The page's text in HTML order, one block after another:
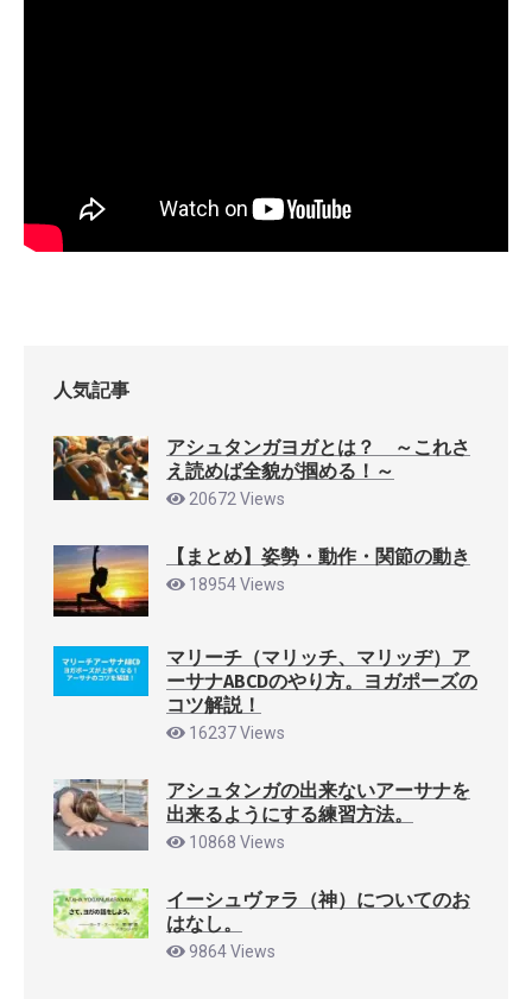
人気記事
アシュタンガヨガとは？ ～これさ
え読めば全貌が掴める！～
20672 Views
【まとめ】姿勢・動作・関節の動き
18954 Views
マリーチ（マリッチ、マリッヂ）ア
ーサナABCDのやり方。ヨガポーズの
コツ解説！
16237 Views
アシュタンガの出来ないアーサナを
出来るようにする練習方法。
10868 Views
イーシュヴァラ（神）についてのお
はなし。
9864 Views